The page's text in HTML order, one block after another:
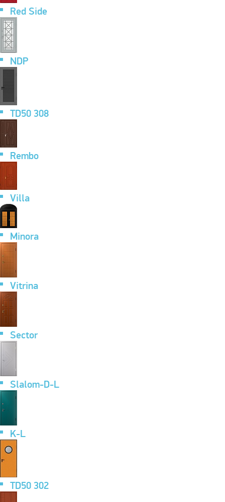
Red Side
NDP
TD50 308
Rembo
Villa
Minora
Vitrina
Sector
Slalom-D-L
K-L
TD50 302